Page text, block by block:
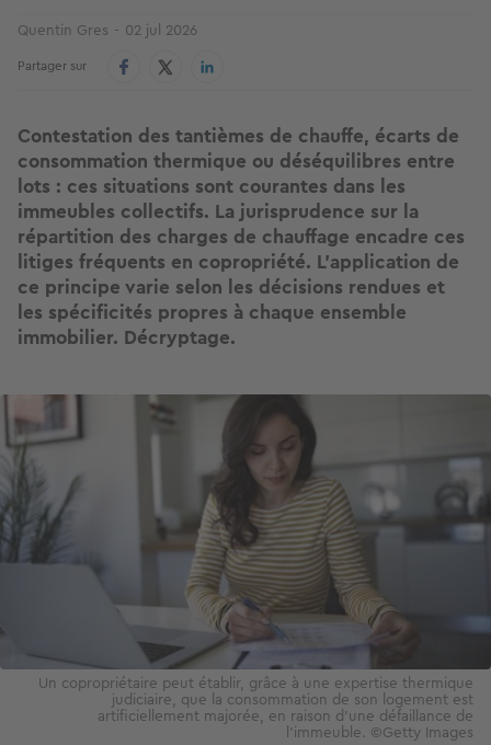
Quentin Gres 02 jul 2026
Partager sur
Contestation des tantièmes de chauffe, écarts de
consommation thermique ou déséquilibres entre
lots : ces situations sont courantes dans les
immeubles collectifs. La jurisprudence sur la
répartition des charges de chauffage encadre ces
litiges fréquents en copropriété. L’application de
ce principe varie selon les décisions rendues et
les spécificités propres à chaque ensemble
immobilier. Décryptage.
Un copropriétaire peut établir, grâce à une expertise thermique
judiciaire, que la consommation de son logement est
artificiellement majorée, en raison d’une défaillance de
l’immeuble. ©Getty Images